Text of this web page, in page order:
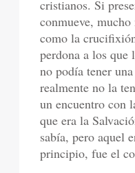
cristianos. Si
conmueve,
como la
perdona a los que
no podía tener
realmente no la
un encuentro con
que era la
sabía, pero aquel
principio, fue el